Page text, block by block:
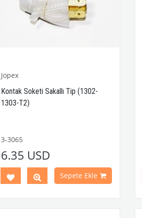
Jopex
Kontak Soketi Sakallı Tip (1302-
1303-T2)
1971-1979 Yılları Arasındaki
Kaplumbağa Modelleri İle Uyumludur
Uyumludur
1968-1979 Yılları Arasındaki T2
3-3065
6.35 USD
Sepete Ekle